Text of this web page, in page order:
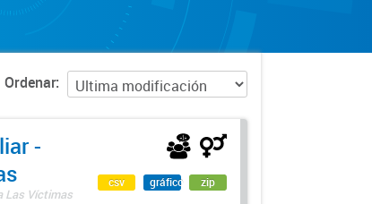
Ordenar
-
Las Víctimas
csv gráfico zip